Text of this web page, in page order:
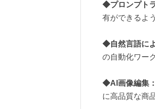
◆プロンプト
有ができるよ
◆自然言語に
の自動化ワー
◆AI画像編集：
に高品質な商